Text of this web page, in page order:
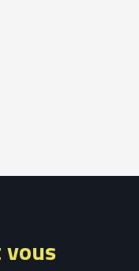
vous